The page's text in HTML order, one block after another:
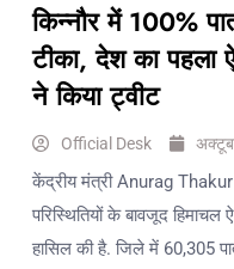
किन्नौर में 100%
टीका, देश का पहला
ने किया ट्वीट
Official Desk
केंद्रीय मंत्री Anurag Thakur
परिस्थितियों के बावजूद
हासिल की है. जिले में 60,305